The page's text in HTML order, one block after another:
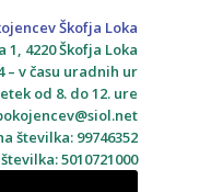
Škofja Loka
1, 4220 Škofja Loka
– v času uradnih ur
od 8. do 12. ure
številka: 99746352
5010721000